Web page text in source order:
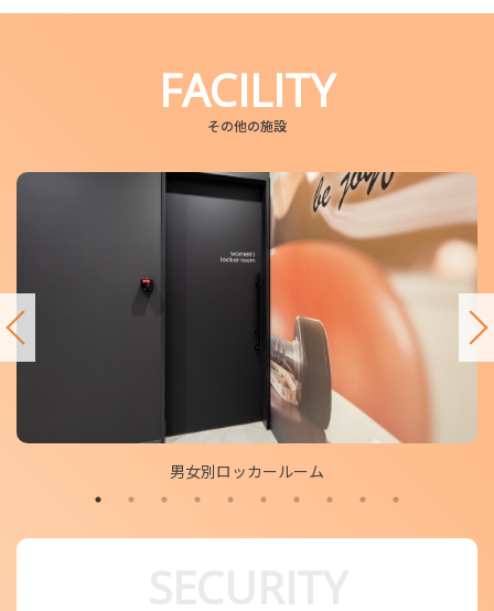
FACILITY
その他の施設
男女別ロッカールーム